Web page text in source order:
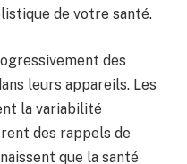
de votre santé.
des
leurs appareils. Les
la variabilité
des rappels de
que la santé